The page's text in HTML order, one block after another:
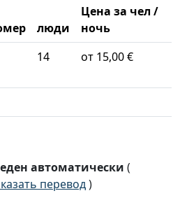
люди
Цена за чел /
ночь
14 от 15,00 €
автоматически (
перевод)